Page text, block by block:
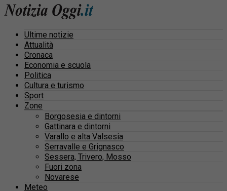
Ultime notizie
Attualità
Cronaca
Economia e scuola
Politica
Cultura e turismo
Sport
Zone
Borgosesia e dintorni
Gattinara e dintorni
Varallo e alta Valsesia
Serravalle e Grignasco
Sessera, Trivero, Mosso
Fuori zona
Novarese
Meteo